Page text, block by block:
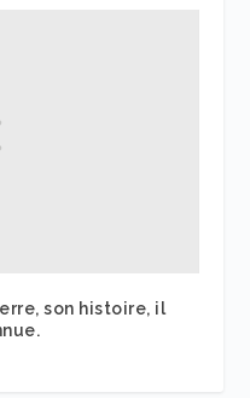
son histoire, il